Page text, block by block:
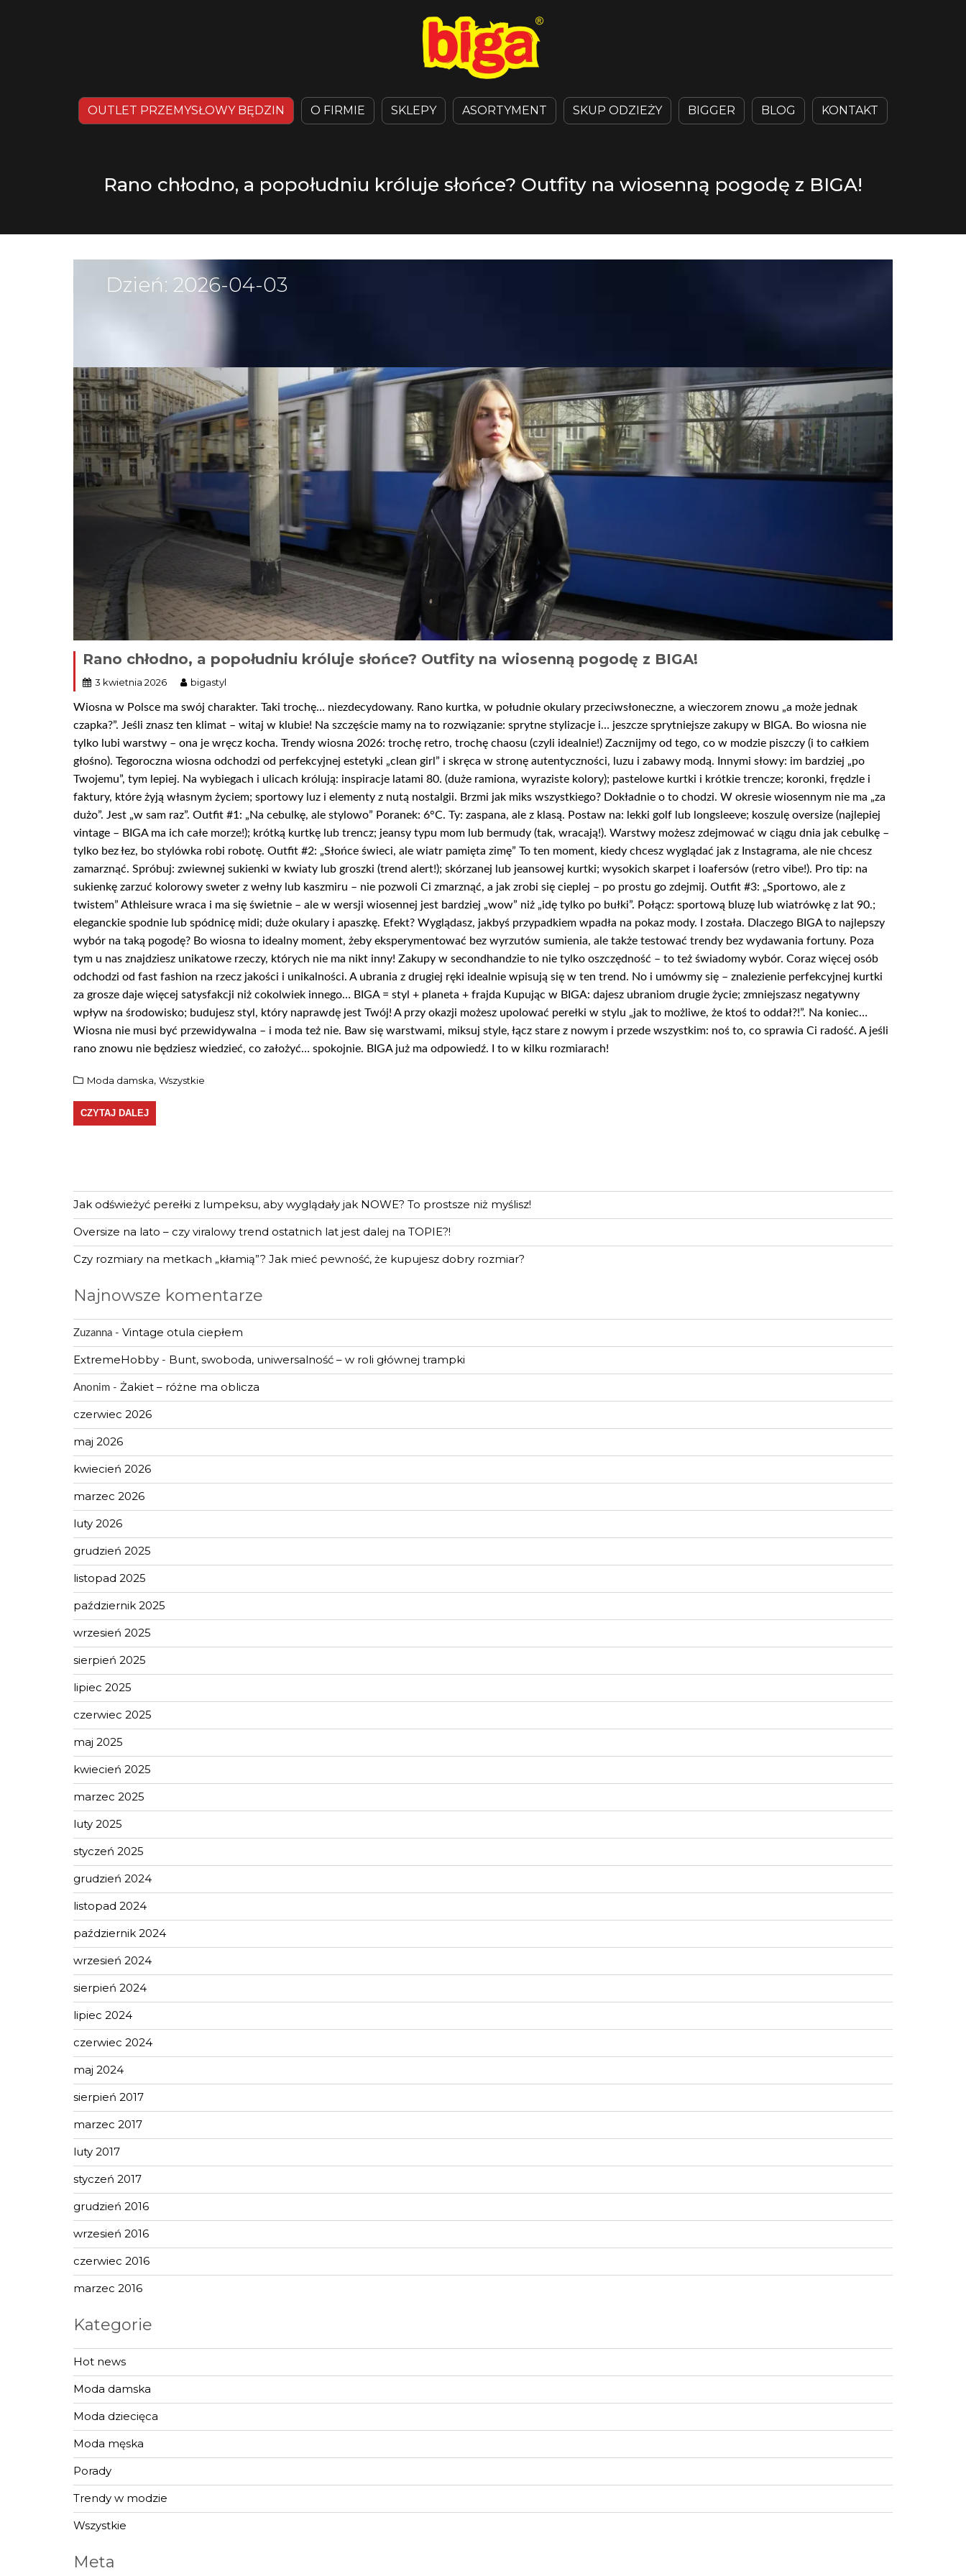
OUTLET PRZEMYSŁOWY BĘDZIN O FIRMIE SKLEPY ASORTYMENT SKUP ODZIEŻY BIGGER BLOG KONTAKT
Rano chłodno, a popołudniu króluje słońce? Outfity na wiosenną pogodę z BIGA!
Dzień: 2026-04-03
Rano chłodno, a popołudniu króluje słońce? Outfity na wiosenną pogodę z BIGA!
3 kwietnia 2026 bigastyl
Wiosna w Polsce ma swój charakter. Taki trochę… niezdecydowany. Rano kurtka, w południe okulary przeciwsłoneczne, a wieczorem znowu „a może jednak
czapka?”. Jeśli znasz ten klimat – witaj w klubie! Na szczęście mamy na to rozwiązanie: sprytne stylizacje i… jeszcze sprytniejsze zakupy w BIGA. Bo wiosna nie
tylko lubi warstwy – ona je wręcz kocha. Trendy wiosna 2026: trochę retro, trochę chaosu (czyli idealnie!) Zacznijmy od tego, co w modzie piszczy (i to całkiem
głośno). Tegoroczna wiosna odchodzi od perfekcyjnej estetyki „clean girl” i skręca w stronę autentyczności, luzu i zabawy modą. Innymi słowy: im bardziej „po
Twojemu”, tym lepiej. Na wybiegach i ulicach królują: inspiracje latami 80. (duże ramiona, wyraziste kolory); pastelowe kurtki i krótkie trencze; koronki, frędzle i
faktury, które żyją własnym życiem; sportowy luz i elementy z nutą nostalgii. Brzmi jak miks wszystkiego? Dokładnie o to chodzi. W okresie wiosennym nie ma „za
dużo”. Jest „w sam raz”. Outfit #1: „Na cebulkę, ale stylowo” Poranek: 6°C. Ty: zaspana, ale z klasą. Postaw na: lekki golf lub longsleeve; koszulę oversize (najlepiej
vintage – BIGA ma ich całe morze!); krótką kurtkę lub trencz; jeansy typu mom lub bermudy (tak, wracają!). Warstwy możesz zdejmować w ciągu dnia jak cebulkę –
tylko bez łez, bo stylówka robi robotę. Outfit #2: „Słońce świeci, ale wiatr pamięta zimę” To ten moment, kiedy chcesz wyglądać jak z Instagrama, ale nie chcesz
zamarznąć. Spróbuj: zwiewnej sukienki w kwiaty lub groszki (trend alert!); skórzanej lub jeansowej kurtki; wysokich skarpet i loafersów (retro vibe!). Pro tip: na
sukienkę zarzuć kolorowy sweter z wełny lub kaszmiru – nie pozwoli Ci zmarznąć, a jak zrobi się cieplej – po prostu go zdejmij. Outfit #3: „Sportowo, ale z
twistem” Athleisure wraca i ma się świetnie – ale w wersji wiosennej jest bardziej „wow” niż „idę tylko po bułki”. Połącz: sportową bluzę lub wiatrówkę z lat 90.;
eleganckie spodnie lub spódnicę midi; duże okulary i apaszkę. Efekt? Wyglądasz, jakbyś przypadkiem wpadła na pokaz mody. I została. Dlaczego BIGA to najlepszy
wybór na taką pogodę? Bo wiosna to idealny moment, żeby eksperymentować bez wyrzutów sumienia, ale także testować trendy bez wydawania fortuny. Poza
tym u nas znajdziesz unikatowe rzeczy, których nie ma nikt inny! Zakupy w secondhandzie to nie tylko oszczędność – to też świadomy wybór. Coraz więcej osób
odchodzi od fast fashion na rzecz jakości i unikalności. A ubrania z drugiej ręki idealnie wpisują się w ten trend. No i umówmy się – znalezienie perfekcyjnej kurtki
za grosze daje więcej satysfakcji niż cokolwiek innego… BIGA = styl + planeta + frajda Kupując w BIGA: dajesz ubraniom drugie życie; zmniejszasz negatywny
wpływ na środowisko; budujesz styl, który naprawdę jest Twój! A przy okazji możesz upolować perełki w stylu „jak to możliwe, że ktoś to oddał?!”. Na koniec…
Wiosna nie musi być przewidywalna – i moda też nie. Baw się warstwami, miksuj style, łącz stare z nowym i przede wszystkim: noś to, co sprawia Ci radość. A jeśli
rano znowu nie będziesz wiedzieć, co założyć… spokojnie. BIGA już ma odpowiedź. I to w kilku rozmiarach!
Moda damska, Wszystkie
CZYTAJ DALEJ
Jak odświeżyć perełki z lumpeksu, aby wyglądały jak NOWE? To prostsze niż myślisz!
Oversize na lato – czy viralowy trend ostatnich lat jest dalej na TOPIE?!
Czy rozmiary na metkach „kłamią”? Jak mieć pewność, że kupujesz dobry rozmiar?
Najnowsze komentarze
Zuzanna - Vintage otula ciepłem
ExtremeHobby - Bunt, swoboda, uniwersalność – w roli głównej trampki
Anonim - Żakiet – różne ma oblicza
czerwiec 2026
maj 2026
kwiecień 2026
marzec 2026
luty 2026
grudzień 2025
listopad 2025
październik 2025
wrzesień 2025
sierpień 2025
lipiec 2025
czerwiec 2025
maj 2025
kwiecień 2025
marzec 2025
luty 2025
styczeń 2025
grudzień 2024
listopad 2024
październik 2024
wrzesień 2024
sierpień 2024
lipiec 2024
czerwiec 2024
maj 2024
sierpień 2017
marzec 2017
luty 2017
styczeń 2017
grudzień 2016
wrzesień 2016
czerwiec 2016
marzec 2016
Kategorie
Hot news
Moda damska
Moda dziecięca
Moda męska
Porady
Trendy w modzie
Wszystkie
Meta